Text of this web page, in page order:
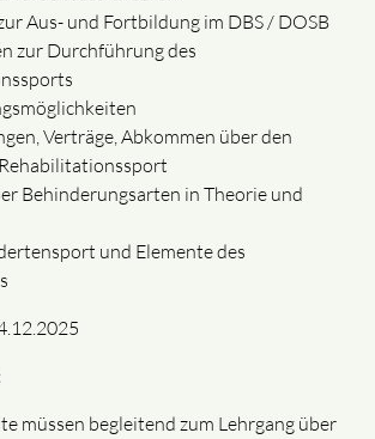
Aus- und Fortbildung im DBS / DOSB
zur Durchführung des
Verträge, Abkommen über den
Behinderungsarten in Theorie und
und Elemente des
müssen begleitend zum Lehrgang über